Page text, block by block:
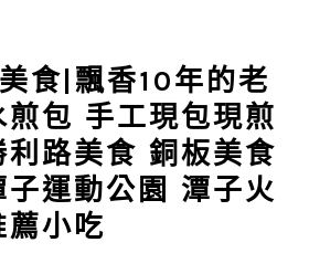
食|飄香10年的老
包 手工現包現煎
路美食 銅板美食
運動公園 潭子火
薦小吃